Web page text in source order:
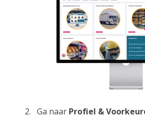
Ga naar Profiel &